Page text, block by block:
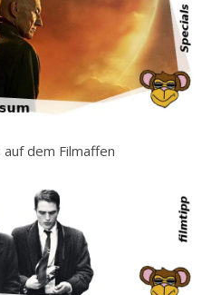
dem Filmaffen